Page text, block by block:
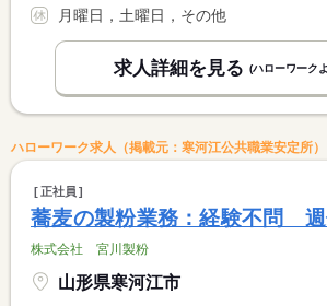
月曜日，土曜日，その他
求人詳細を見る (ハローワーク
ハローワーク求人（掲載元：寒河江公共職業安定所）
正社員
蕎麦の製粉業務：経験不問 週
株式会社 宮川製粉
山形県寒河江市